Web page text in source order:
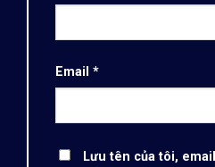
Email *
Lưu tên của tôi,